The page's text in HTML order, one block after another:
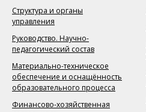
Структура и органы
управления
Руководство. Научно-
педагогический состав
Материально-техническое
обеспечение и оснащённость
образовательного процесса
Финансово-хозяйственная